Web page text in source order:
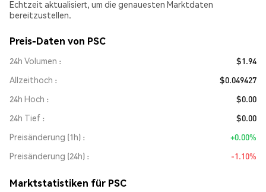
Echtzeit aktualisiert, um die genauesten Marktdaten
bereitzustellen.
Preis-Daten von PSC
24h Volumen
$1.94
Allzeithoch
$0.049427
24h Hoch
$0.00
24h Tief
$0.00
Preisänderung (1h)
+0.00%
Preisänderung (24h)
-1.10%
Marktstatistiken für PSC